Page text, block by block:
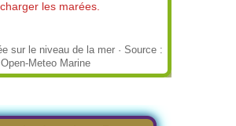
les marées.
sur le niveau de la mer · Source :
Open-Meteo Marine